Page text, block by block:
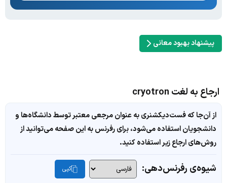
پیشنهاد بهبود معانی
ارجاع به لغت cryotron
از آن‌جا که فست‌دیکشنری به عنوان مرجعی معتبر توسط دانشگاه‌ها و
دانشجویان استفاده می‌شود، برای رفرنس به این صفحه می‌توانید از
روش‌های ارجاع زیر استفاده کنید.
شیوه‌ی رفرنس‌دهی: کپی